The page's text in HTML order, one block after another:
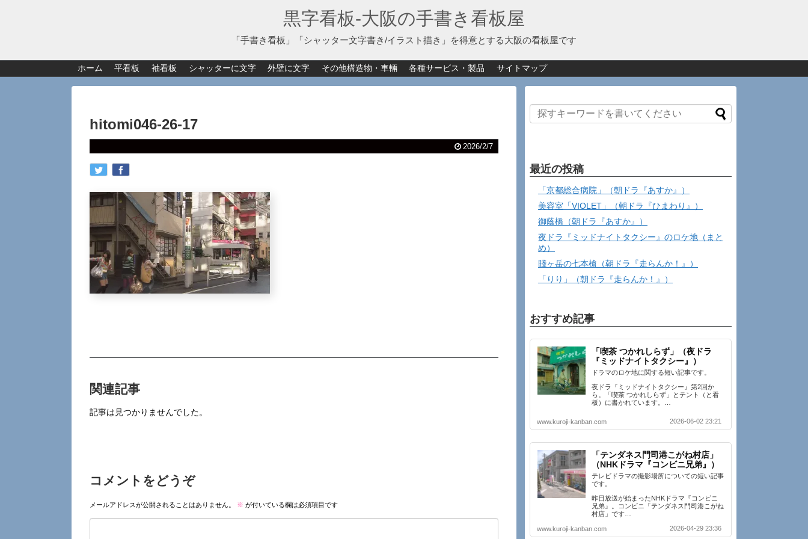
黒字看板‐大阪の手書き看板屋
「手書き看板」「シャッター文字書き/イラスト描き」を得意とする大阪の看板屋です
ホーム 平看板 袖看板 シャッターに文字 外壁に文字 その他構造物・車輛 各種サービス・製品 サイトマップ
hitomi046-26-17
2026/2/7
関連記事
記事は見つかりませんでした。
コメントをどうぞ
メールアドレスが公開されることはありません。 ※ が付いている欄は必須項目です
最近の投稿
「京都総合病院」（朝ドラ『あすか』）
美容室「VIOLET」（朝ドラ『ひまわり』）
御蔭橋（朝ドラ『あすか』）
夜ドラ『ミッドナイトタクシー』のロケ地（まと
め）
賤ヶ岳の七本槍（朝ドラ『走らんか！』）
「りり」（朝ドラ『走らんか！』）
おすすめ記事
「喫茶 つかれしらず」（夜ドラ
『ミッドナイトタクシー』）
ドラマのロケ地に関する短い記事です。
夜ドラ『ミッドナイトタクシー』第2回か
ら。「喫茶 つかれしらず」とテント（と看
板）に書かれています。…
www.kuroji-kanban.com 2026-06-02 23:21
「テンダネス門司港こがね村店」
（NHKドラマ『コンビニ兄弟』）
テレビドラマの撮影場所についての短い記事
です。
昨日放送が始まったNHKドラマ『コンビニ
兄弟』。コンビニ「テンダネス門司港こがね
村店」です…
www.kuroji-kanban.com 2026-04-29 23:36